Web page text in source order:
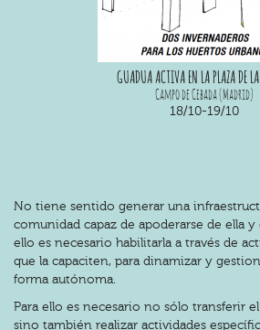
GUADUA ACTIVA EN LA PLAZA DE
Campo de Cebada (Madrid)
18/10-19/10
No tiene sentido generar una
comunidad capaz de apoderarse de ella
ello es necesario habilitarla a través de
que la capaciten, para dinamizar y
forma autónoma.
Para ello es necesario no sólo transferir
sino también realizar actividades